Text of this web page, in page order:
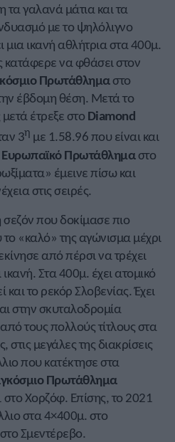
τα γαλανά μάτια και τα
με το ψηλόλιγνο
μια ικανή αθλήτρια στα 400μ.
να φθάσει στον
Πρωτάθλημαστο
έβδομη θέση. Μετά το
έτρεξε στο Diamond
3η με 1.58.96 που είναι και
Ευρωπαϊκό Πρωτάθλημαστο
έμεινε πίσω και
στις σειρές.
που δοκίμασε πιο
«καλό» της αγώνισμα μέχρι
από πέρσι να τρέχει
ικανή. Στα 400μ. έχει ατομικό
το ρεκόρ Σλοβενίας. Έχει
στην σκυταλοδρομία
τους πολλούς τίτλους στα
μεγάλες της διακρίσεις
που κατέκτησε στα
Πρωτάθλημα
Χορζόφ. Επίσης, το 2021
στα 4×400μ. στο
Σμεντέρεβο.